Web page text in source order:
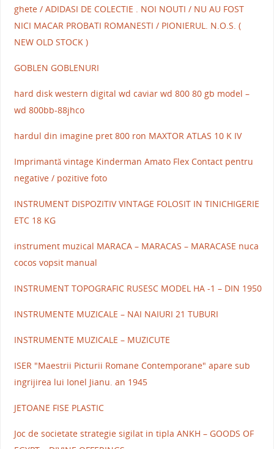
ghete / ADIDASI DE COLECTIE . NOI NOUTI / NU AU FOST
NICI MACAR PROBATI ROMANESTI / PIONIERUL. N.O.S. (
NEW OLD STOCK )
GOBLEN GOBLENURI
hard disk western digital wd caviar wd 800 80 gb model –
wd 800bb-88jhco
hardul din imagine pret 800 ron MAXTOR ATLAS 10 K IV
Imprimantă vintage Kinderman Amato Flex Contact pentru
negative / pozitive foto
INSTRUMENT DISPOZITIV VINTAGE FOLOSIT IN TINICHIGERIE
ETC 18 KG
instrument muzical MARACA – MARACAS – MARACASE nuca
cocos vopsit manual
INSTRUMENT TOPOGRAFIC RUSESC MODEL HA -1 – DIN 1950
INSTRUMENTE MUZICALE – NAI NAIURI 21 TUBURI
INSTRUMENTE MUZICALE – MUZICUTE
ISER "Maestrii Picturii Romane Contemporane" apare sub
ingrijirea lui Ionel Jianu. an 1945
JETOANE FISE PLASTIC
Joc de societate strategie sigilat in tipla ANKH – GOODS OF